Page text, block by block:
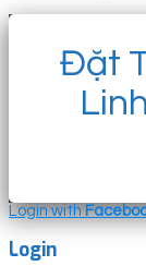
Đặt
Login with
Login